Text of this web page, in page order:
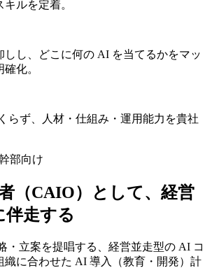
ルを定着。
しし、どこに何の AI を当てるかをマッ
化。
らず、人材・仕組み・運用能力を貴社
部向け
（CAIO）と​して、​経営
伴走する
・立案を提唱する、経営並走型の AI コ
織に合わせた AI 導入（教育・開発）計